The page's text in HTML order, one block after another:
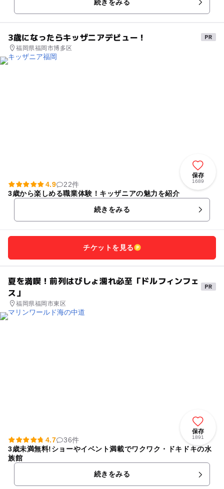
続きをみる
3歳になったらキッザニアデビュー！
福岡県福岡市博多区
保存
1689
4.9
22件
3歳から楽しめる職業体験！キッザニアの魅力を紹介
続きをみる
チケットを見る
夏を満喫！前列はびしょ濡れ必至「ドルフィンフェ
ス」
福岡県福岡市東区
保存
1891
4.7
36件
3歳未満無料!ショーやイベント満載でワクワク・ドキドキの水
族館
続きをみる